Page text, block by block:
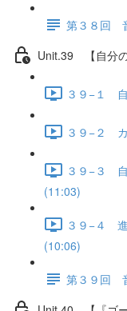
第３８回
Unit.39 【自分の
３９−１
３９−２
３９−３
(11:03)
３９−４
(10:06)
第３９回